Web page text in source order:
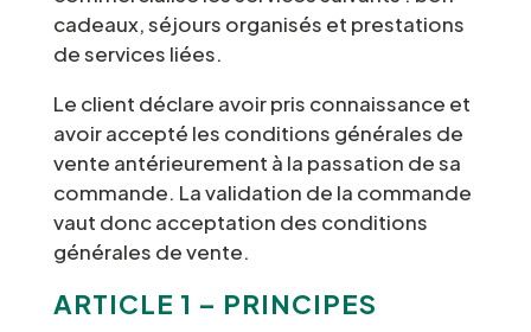
cadeaux, séjours organisés et prestations
de services liées.
Le client déclare avoir pris connaissance et
avoir accepté les conditions générales de
vente antérieurement à la passation de sa
commande. La validation de la commande
vaut donc acceptation des conditions
générales de vente.
ARTICLE 1 – PRINCIPES